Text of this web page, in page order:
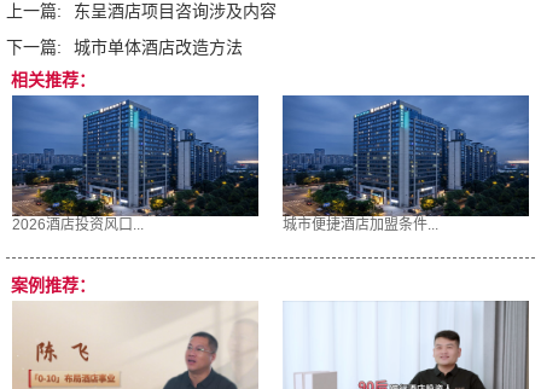
上一篇:
东呈酒店项目咨询涉及内容
下一篇:
城市单体酒店改造方法
相关推荐：
2026酒店投资风口... 城市便捷酒店加盟条件...
案例推荐：